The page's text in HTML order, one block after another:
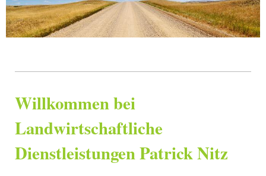
Willkommen bei
Landwirtschaftliche
Dienstleistungen Patrick Nitz